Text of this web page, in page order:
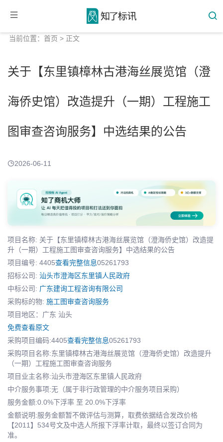
当前位置： 首页 > 正文
关于【东里镇樟林古港海丝展览馆（澄
海侨史馆）改造提升（一期）工程施工
图审查咨询服务】中选结果的公告
2026-06-11
项目名称: 关于【东里镇樟林古港海丝展览馆（澄海侨史馆）改造提
升（一期）工程施工图审查咨询服务】中选结果的公告
项目编号: 4405查看完整信息05261793
招标公司: 汕头市澄海区东里镇人民政府
中标公司: 广东建询工程咨询有限公司
采购标的物: 施工图审查咨询服务
项目地区：广东 汕头
免费查看原文
采购项目编码:4405查看完整信息05261793
采购项目名称:东里镇樟林古港海丝展览馆（澄海侨史馆）改造提升
（一期）工程施工图审查咨询服务
项目业主名称:汕头市澄海区东里镇人民政府
中介服务事项:无（属于非行政管理的中介服务项目采购）
服务金额:0.0%下浮率 至 20.0%下浮率
金额说明:服务金额暂不做评估与测算，取费依据结合发改价格
【2011】534号文及中选人所报下浮率计取，最终以签订合同为
准。